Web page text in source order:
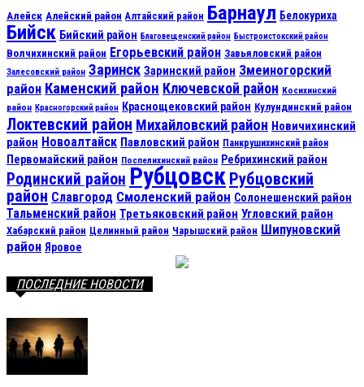
Алейск Алейский район Алтайский район Барнаул Белокуриха
Бийск Бийский район Благовещенский район Быстроистокский район
Волчихинский район Егорьевский район Завьяловский район
Залесовский район Заринск Заринский район Змеиногорский
район Каменский район Ключевской район Косихинский
район Красногорский район Краснощековский район Кулундинский район
Локтевский район Михайловский район Новичихинский
район Новоалтайск Павловский район Панкрушихинский район
Первомайский район Поспелихинский район Ребрихинский район
Родинский район Рубцовск Рубцовский
район Славгород Смоленский район Солонешенский район
Тальменский район Третьяковский район Угловский район
Хабарский район Целинный район Чарышский район Шипуновский
район Яровое
ПОСЛЕДНИЕ НОВОСТИ